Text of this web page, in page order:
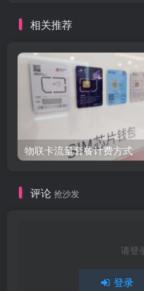
相关推荐
物联卡流量套餐计费方式
评论 抢沙发
请登
登录